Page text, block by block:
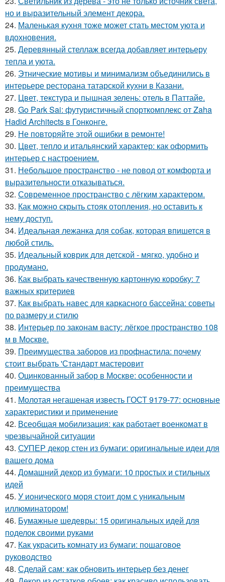
но и выразительный элемент декора.
24. Маленькая кухня тоже может стать местом уюта и
вдохновения.
25. Деревянный стеллаж всегда добавляет интерьеру
тепла и уюта.
26. Этнические мотивы и минимализм объединились в
интерьере ресторана татарской кухни в Казани.
27. Цвет, текстура и пышная зелень: отель в Паттайе.
28. Go Park Sai: футуристичный спорткомплекс от Zaha
Hadid Architects в Гонконге.
29. Не повторяйте этой ошибки в ремонте!
30. Цвет, тепло и итальянский характер: как оформить
интерьер с настроением.
31. Небольшое пространство - не повод от комфорта и
выразительности отказываться.
32. Современное пространство с лёгким характером.
33. Как можно скрыть стояк отопления, но оставить к
нему доступ.
34. Идеальная лежанка для собак, которая впишется в
любой стиль.
35. Идеальный коврик для детской - мягко, удобно и
продумано.
36. Как выбрать качественную картонную коробку: 7
важных критериев
37. Как выбрать навес для каркасного бассейна: советы
по размеру и стилю
38. Интерьер по законам васту: лёгкое пространство 108
м в Москве.
39. Преимущества заборов из профнастила: почему
стоит выбрать 'Стандарт мастеровит
40. Оцинкованный забор в Москве: особенности и
преимущества
41. Молотая негашеная известь ГОСТ 9179-77: основные
характеристики и применение
42. Всеобщая мобилизация: как работает военкомат в
чрезвычайной ситуации
43. СУПЕР декор стен из бумаги: оригинальные идеи для
вашего дома
44. Домашний декор из бумаги: 10 простых и стильных
идей
45. У ионического моря стоит дом с уникальным
иллюминатором!
46. Бумажные шедевры: 15 оригинальных идей для
поделок своими руками
47. Как украсить комнату из бумаги: пошаговое
руководство
48. Сделай сам: как обновить интерьер без денег